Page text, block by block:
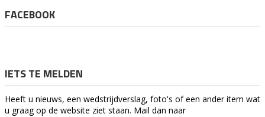
FACEBOOK
IETS TE MELDEN
Heeft u nieuws, een wedstrijdverslag, foto's of een ander item wat
u graag op de website ziet staan. Mail dan naar